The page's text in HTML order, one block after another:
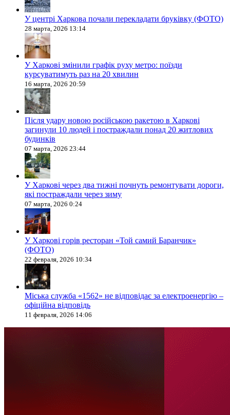
У центрі Харкова почали перекладати бруківку (ФОТО)
28 марта, 2026 13:14
У Харкові змінили графік руху метро: поїзди
курсуватимуть раз на 20 хвилин
16 марта, 2026 20:59
Після удару новою російською ракетою в Харкові
загинули 10 людей і постраждали понад 20 житлових
будинків
07 марта, 2026 23:44
У Харкові через два тижні почнуть ремонтувати дороги,
які постраждали через зиму
07 марта, 2026 0:24
У Харкові горів ресторан «Той самий Баранчик»
(ФОТО)
22 февраля, 2026 10:34
Міська служба «1562» не відповідає за електроенергію –
офіційна відповідь
11 февраля, 2026 14:06